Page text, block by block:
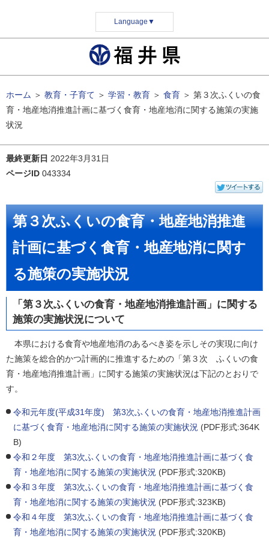
Language ▼
ホーム ＞ 教育・子育て ＞ 学習・教育 ＞ 食育 ＞ 第３次ふくいの食
育・地産地消推進計画に基づく食育・地産地消に関する施策の実施
状況
最終更新日 2022年3月31日
ページID 043334
第３次ふくいの食育・地産地消推進
計画に基づく食育・地産地消に関す
る施策の実施状況
「第３次ふくいの食育・地産地消推進計画」に関する
施策の実施状況について
本県における食育や地産地消のあるべき姿を示しその実現に向け
た施策を総合的かつ計画的に推進するための「第３次 ふくいの食
育・地産地消推進計画」に関する施策の実施状況は下記のとおりで
す。
令和元年度(平成31年度) 第3次ふくいの食育・地産地消推進計画
に基づく食育・地産地消に関する施策の実施状況 (PDF形式:364K
B)
令和２年度 第3次ふくいの食育・地産地消推進計画に基づく食
育・地産地消に関する施策の実施状況 (PDF形式:320KB)
令和３年度 第3次ふくいの食育・地産地消推進計画に基づく食
育・地産地消に関する施策の実施状況 (PDF形式:323KB)
令和４年度 第3次ふくいの食育・地産地消推進計画に基づく食
育・地産地消に関する施策の実施状況 (PDF形式:320KB)